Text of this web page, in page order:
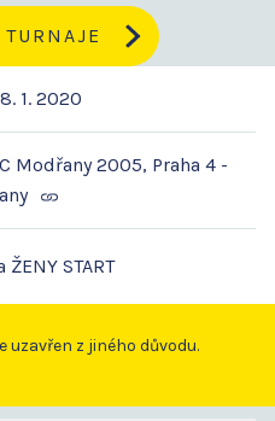
TURNAJE
1. 2020
Modřany 2005, Praha 4 -
START
uzavřen z jiného důvodu.